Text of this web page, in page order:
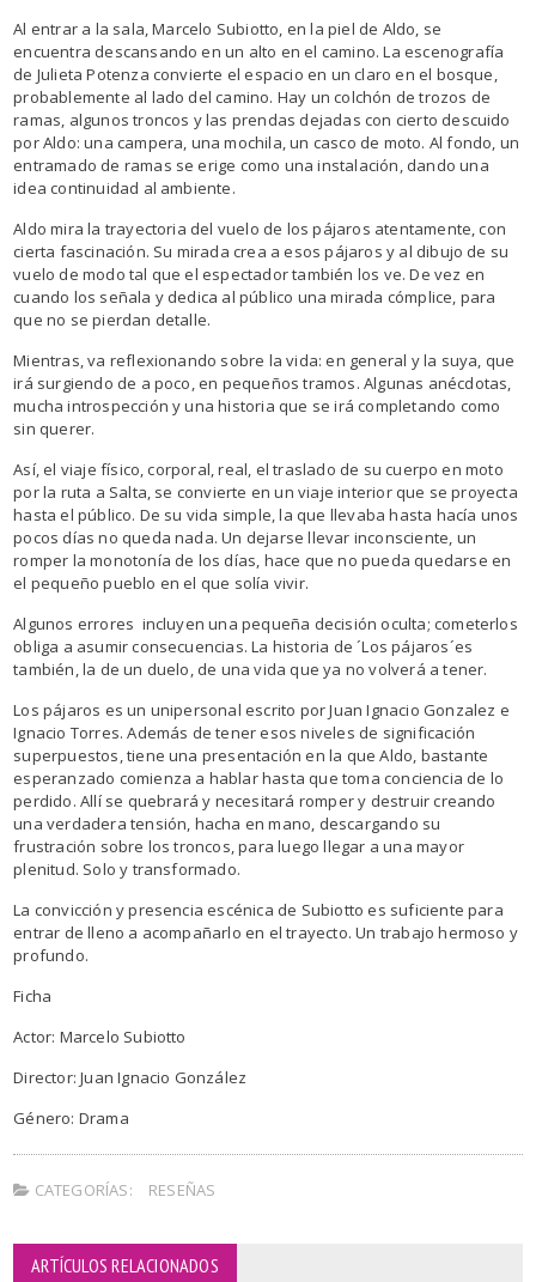
Al entrar a la sala, Marcelo Subiotto, en la piel de Aldo, se
encuentra descansando en un alto en el camino. La escenografía
de Julieta Potenza convierte el espacio en un claro en el bosque,
probablemente al lado del camino. Hay un colchón de trozos de
ramas, algunos troncos y las prendas dejadas con cierto descuido
por Aldo: una campera, una mochila, un casco de moto. Al fondo, un
entramado de ramas se erige como una instalación, dando una
idea continuidad al ambiente.
Aldo mira la trayectoria del vuelo de los pájaros atentamente, con
cierta fascinación. Su mirada crea a esos pájaros y al dibujo de su
vuelo de modo tal que el espectador también los ve. De vez en
cuando los señala y dedica al público una mirada cómplice, para
que no se pierdan detalle.
Mientras, va reflexionando sobre la vida: en general y la suya, que
irá surgiendo de a poco, en pequeños tramos. Algunas anécdotas,
mucha introspección y una historia que se irá completando como
sin querer.
Así, el viaje físico, corporal, real, el traslado de su cuerpo en moto
por la ruta a Salta, se convierte en un viaje interior que se proyecta
hasta el público. De su vida simple, la que llevaba hasta hacía unos
pocos días no queda nada. Un dejarse llevar inconsciente, un
romper la monotonía de los días, hace que no pueda quedarse en
el pequeño pueblo en el que solía vivir.
Algunos errores incluyen una pequeña decisión oculta; cometerlos
obliga a asumir consecuencias. La historia de ´Los pájaros´es
también, la de un duelo, de una vida que ya no volverá a tener.
Los pájaros es un unipersonal escrito por Juan Ignacio Gonzalez e
Ignacio Torres. Además de tener esos niveles de significación
superpuestos, tiene una presentación en la que Aldo, bastante
esperanzado comienza a hablar hasta que toma conciencia de lo
perdido. Allí se quebrará y necesitará romper y destruir creando
una verdadera tensión, hacha en mano, descargando su
frustración sobre los troncos, para luego llegar a una mayor
plenitud. Solo y transformado.
La convicción y presencia escénica de Subiotto es suficiente para
entrar de lleno a acompañarlo en el trayecto. Un trabajo hermoso y
profundo.
Ficha
Actor: Marcelo Subiotto
Director: Juan Ignacio González
Género: Drama
CATEGORÍAS: RESEÑAS
ARTÍCULOS RELACIONADOS